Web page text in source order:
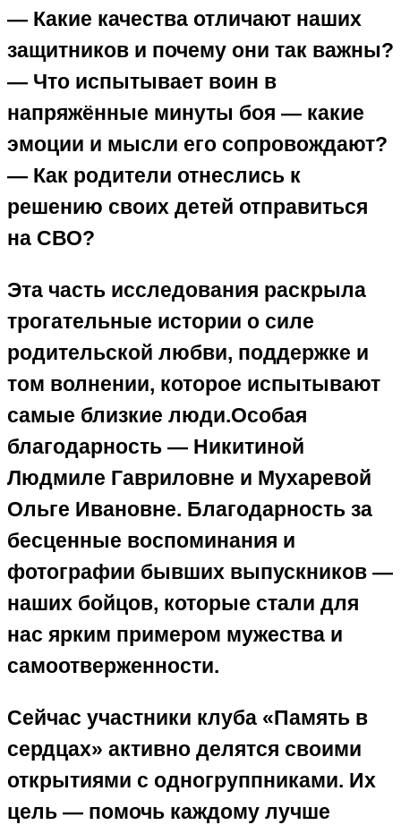
— Какие качества отличают наших
защитников и почему они так важны?
— Что испытывает воин в
напряжённые минуты боя — какие
эмоции и мысли его сопровождают?
— Как родители отнеслись к
решению своих детей отправиться
на СВО?
Эта часть исследования раскрыла
трогательные истории о силе
родительской любви, поддержке и
том волнении, которое испытывают
самые близкие люди.Особая
благодарность — Никитиной
Людмиле Гавриловне и Мухаревой
Ольге Ивановне. Благодарность за
бесценные воспоминания и
фотографии бывших выпускников —
наших бойцов, которые стали для
нас ярким примером мужества и
самоотверженности.
Сейчас участники клуба «Память в
сердцах» активно делятся своими
открытиями с одногруппниками. Их
цель — помочь каждому лучше